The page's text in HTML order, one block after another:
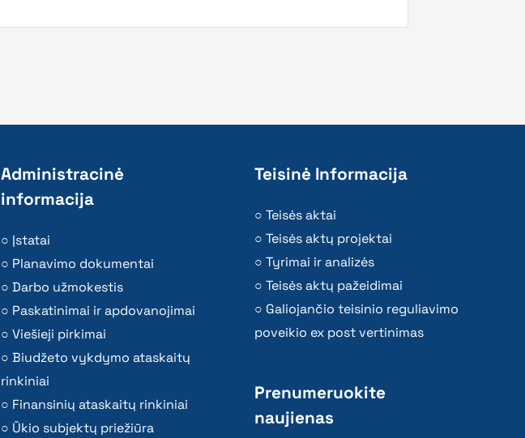
Administracinė
informacija
Įstatai
Planavimo dokumentai
Darbo užmokestis
Paskatinimai ir apdovanojimai
Viešieji pirkimai
Biudžeto vykdymo ataskaitų
rinkiniai
Finansinių ataskaitų rinkiniai
Ūkio subjektų priežiūra
Teisinė Informacija
Teisės aktai
Teisės aktų projektai
Tyrimai ir analizės
Teisės aktų pažeidimai
Galiojančio teisinio reguliavimo
poveikio ex post vertinimas
Prenumeruokite
naujienas